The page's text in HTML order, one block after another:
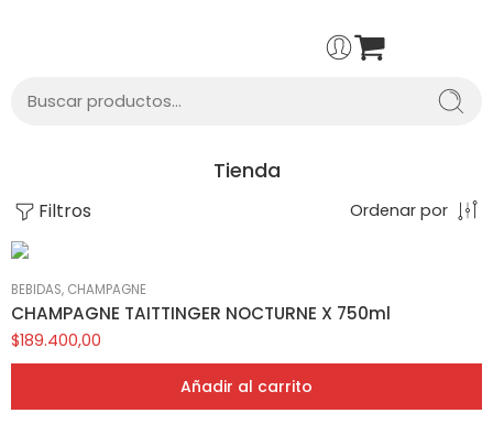
Tienda
Filtros Ordenar por
BEBIDAS, CHAMPAGNE
CHAMPAGNE TAITTINGER NOCTURNE X 750ml
$189.400,00
Añadir al carrito